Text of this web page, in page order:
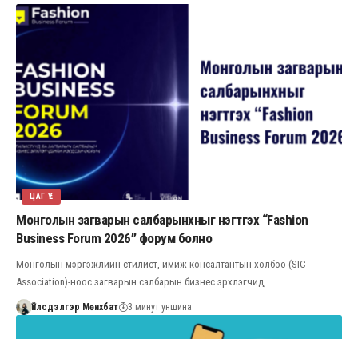
ЦАГ ҮЕ
Монголын загварын салбарынхныг нэгтгэх “Fashion
Business Forum 2026” форум болно
Монголын мэргэжлийн стилист, имиж консалтантын холбоо (SIC
Association)-ноос загварын салбарын бизнес эрхлэгчид,…
Үйлсдэлгэр Мөнхбат 3 минут уншина